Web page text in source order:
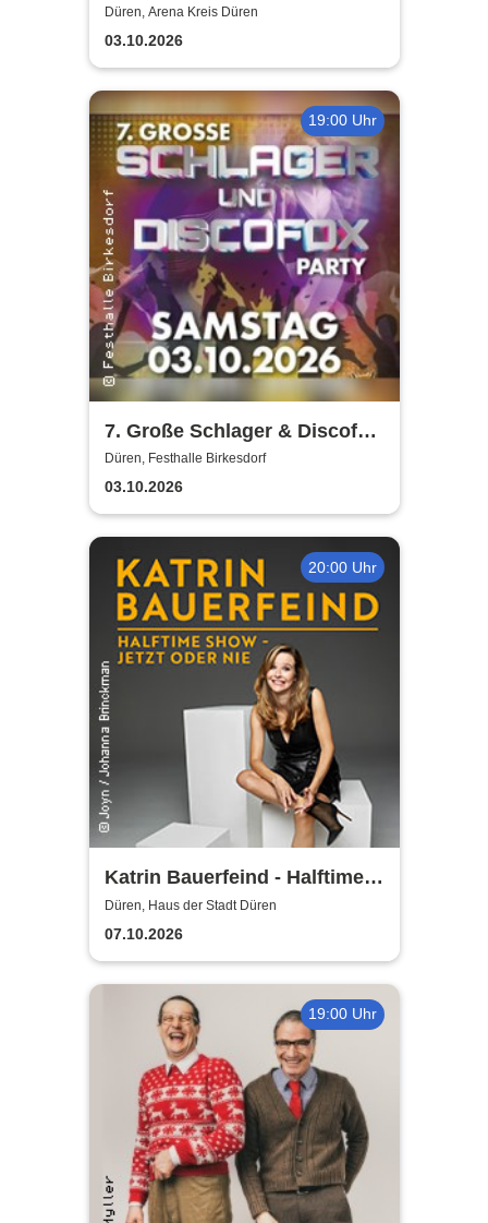
Balance
Düren, Arena Kreis Düren
03.10.2026
19:00 Uhr
7. Große Schlager & Discofox
Party | Festhalle-Birkesdorf
Düren, Festhalle Birkesdorf
03.10.2026
20:00 Uhr
Katrin Bauerfeind - Halftime
Show - Jetzt oder nie
Düren, Haus der Stadt Düren
07.10.2026
19:00 Uhr